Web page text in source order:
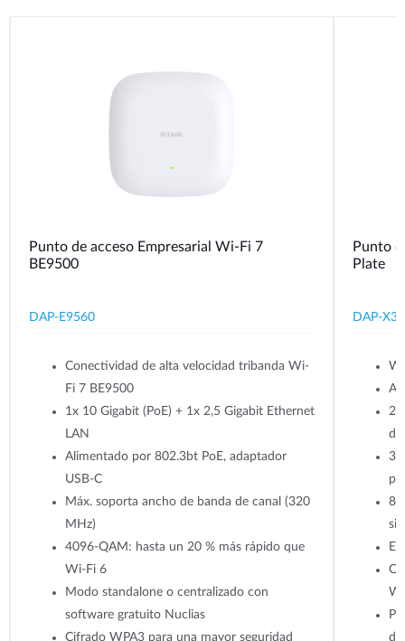
Punto de acceso Empresarial Wi-Fi 7
BE9500
DAP-E9560
Conectividad de alta velocidad tribanda Wi-
Fi 7 BE9500
1x 10 Gigabit (PoE) + 1x 2,5 Gigabit Ethernet
LAN
Alimentado por 802.3bt PoE, adaptador
USB-C
Máx. soporta ancho de banda de canal (320
MHz)
4096-QAM: hasta un 20 % más rápido que
Wi-Fi 6
Modo standalone o centralizado con
software gratuito Nuclias
Cifrado WPA3 para una mayor seguridad
Punto
Plate
DAP-
de
3